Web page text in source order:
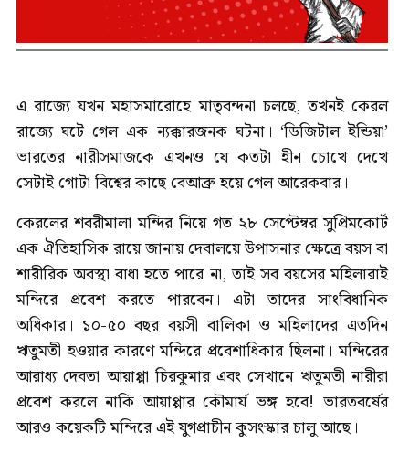
এ রাজ্যে যখন মহাসমারোহে মাতৃবন্দনা চলছে, তখনই কেরল
রাজ্যে ঘটে গেল এক ন্যক্কারজনক ঘটনা। ‘ডিজিটাল ইন্ডিয়া’
ভারতের নারীসমাজকে এখনও যে কতটা হীন চোখে দেখে
সেটাই গোটা বিশ্বের কাছে বেআব্রু হয়ে গেল আরেকবার।
কেরলের শবরীমালা মন্দির নিয়ে গত ২৮ সেপ্টেম্বর সুপ্রিমকোর্ট
এক ঐতিহাসিক রায়ে জানায় দেবালয়ে উপাসনার ক্ষেত্রে বয়স বা
শারীরিক অবস্থা বাধা হতে পারে না, তাই সব বয়সের মহিলারাই
মন্দিরে প্রবেশ করতে পারবেন। এটা তাদের সাংবিধানিক
অধিকার। ১০-৫০ বছর বয়সী বালিকা ও মহিলাদের এতদিন
ঋতুমতী হওয়ার কারণে মন্দিরে প্রবেশাধিকার ছিলনা। মন্দিরের
আরাধ্য দেবতা আয়াপ্পা চিরকুমার এবং সেখানে ঋতুমতী নারীরা
প্রবেশ করলে নাকি আয়াপ্পার কৌমার্য ভঙ্গ হবে! ভারতবর্ষের
আরও কয়েকটি মন্দিরে এই যুগপ্রাচীন কুসংস্কার চালু আছে।